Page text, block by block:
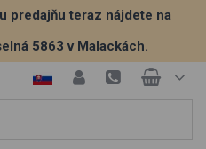
predajňu teraz nájdete na
5863 v Malackách.